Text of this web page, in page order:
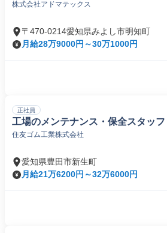
株式会社アドマテックス
〒470-0214愛知県みよし市明知町
月給28万9000円～30万1000円
正社員
工場のメンテナンス・保全スタッフ
住友ゴム工業株式会社
愛知県豊田市新生町
月給21万6200円～32万6000円